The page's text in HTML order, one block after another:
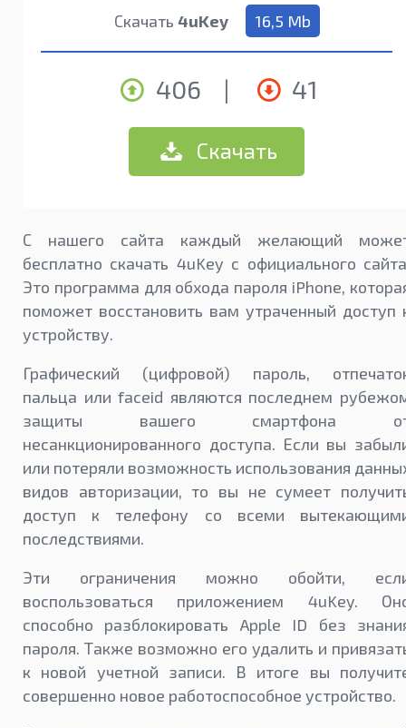
Скачать 4uKey 16,5 Mb
406 | 41
Скачать
С нашего сайта каждый желающий
бесплатно скачать 4uKey с официального
Это программа для обхода пароля iPhone,
поможет восстановить вам утраченный доступ
устройству.
Графический (цифровой) пароль,
пальца или faceid являются последнем
защиты вашего смартфона
несанкционированного доступа. Если вы
или потеряли возможность использования
видов авторизации, то вы не сумеет
доступ к телефону со всеми
последствиями.
Эти ограничения можно обойти,
воспользоваться приложением 4uKey.
способно разблокировать Apple ID без
пароля. Также возможно его удалить и
к новой учетной записи. В итоге вы
совершенно новое работоспособное устройство.